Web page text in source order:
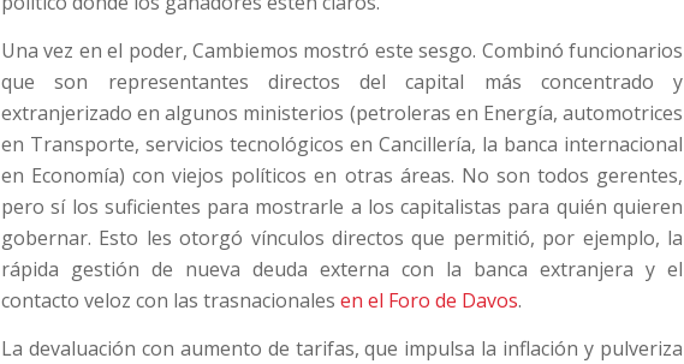
Una vez en el poder, Cambiemos mostró este sesgo. Combinó funcionarios
que son representantes directos del capital más concentrado y
extranjerizado en algunos ministerios (petroleras en Energía, automotrices
en Transporte, servicios tecnológicos en Cancillería, la banca internacional
en Economía) con viejos políticos en otras áreas. No son todos gerentes,
pero sí los suficientes para mostrarle a los capitalistas para quién quieren
gobernar. Esto les otorgó vínculos directos que permitió, por ejemplo, la
rápida gestión de nueva deuda externa con la banca extranjera y el
contacto veloz con las trasnacionales en el Foro de Davos.
La devaluación con aumento de tarifas, que impulsa la inflación y pulveriza